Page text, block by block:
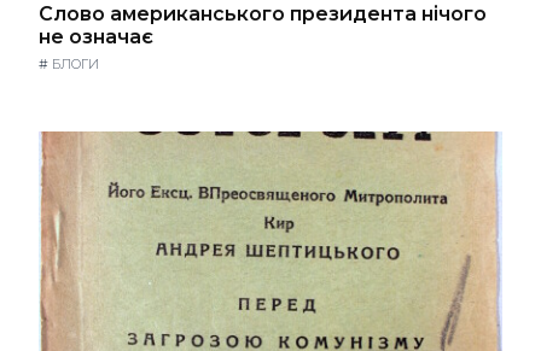
Слово американського президента нічого
не означає
# БЛОГИ